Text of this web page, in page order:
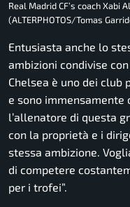
Real Madrid CF’s coach Xabi
(ALTERPHOTOS/Tomas
Entusiasta anche lo
ambizioni condivise
Chelsea è uno dei
e sono immensamente
l’allenatore di questa
con la proprietà e i
stessa ambizione.
di competere
per i trofei”.